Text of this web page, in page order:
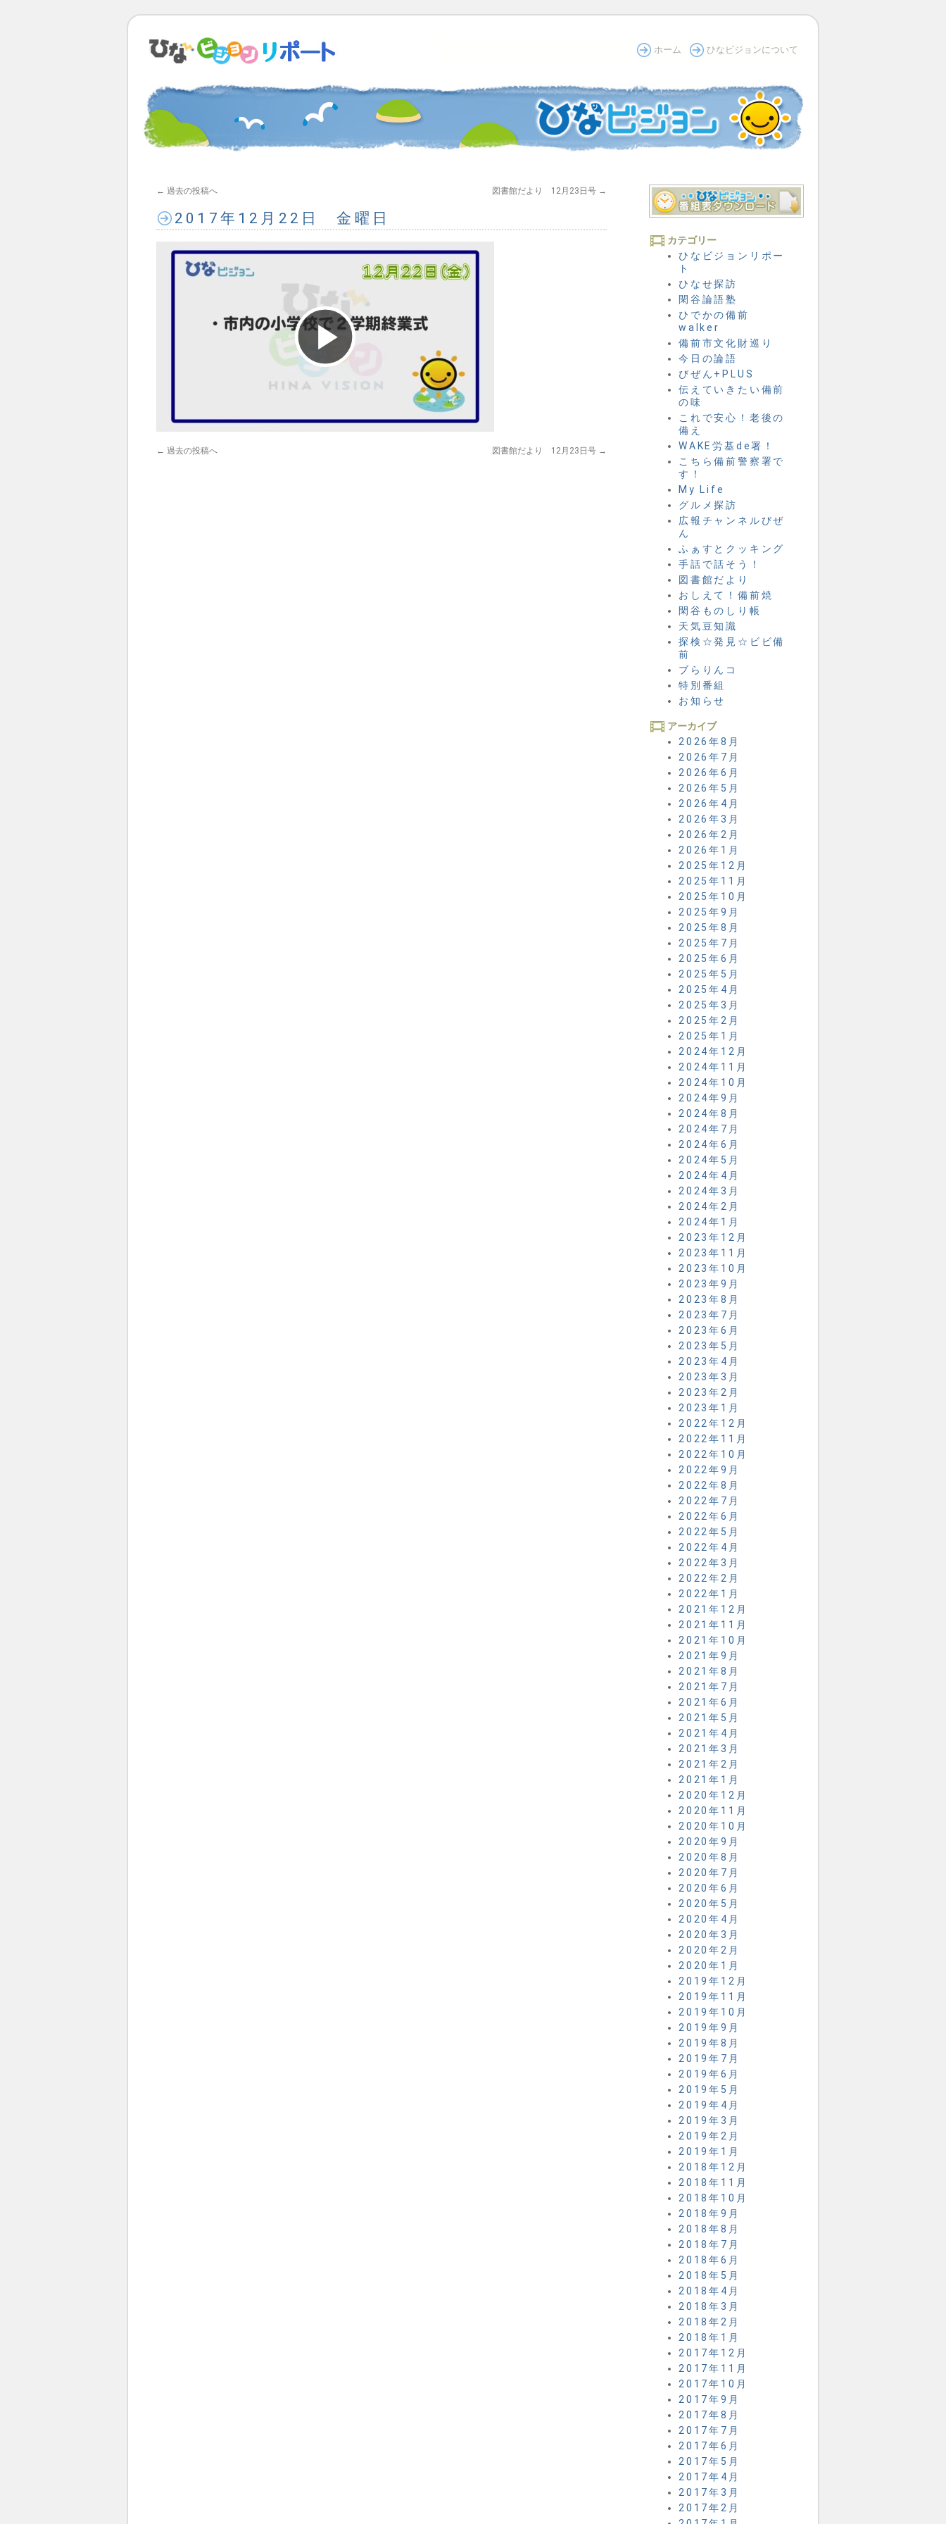
ホーム ひなビジョンについて
← 過去の投稿へ 図書館だより 12月23日号 →
2017年12月22日 金曜日
Play
Video
← 過去の投稿へ 図書館だより 12月23日号 →
カテゴリー
ひなビジョンリポー
ト
ひなせ探訪
閑谷論語塾
ひでかの備前
walker
備前市文化財巡り
今日の論語
びぜん+PLUS
伝えていきたい備前
の味
これで安心！老後の
備え
WAKE労基de署！
こちら備前警察署で
す！
My Life
グルメ探訪
広報チャンネルびぜ
ん
ふぁすとクッキング
手話で話そう！
図書館だより
おしえて！備前焼
閑谷ものしり帳
天気豆知識
探検☆発見☆ビビ備
前
ブらりんコ
特別番組
お知らせ
アーカイブ
2026年8月
2026年7月
2026年6月
2026年5月
2026年4月
2026年3月
2026年2月
2026年1月
2025年12月
2025年11月
2025年10月
2025年9月
2025年8月
2025年7月
2025年6月
2025年5月
2025年4月
2025年3月
2025年2月
2025年1月
2024年12月
2024年11月
2024年10月
2024年9月
2024年8月
2024年7月
2024年6月
2024年5月
2024年4月
2024年3月
2024年2月
2024年1月
2023年12月
2023年11月
2023年10月
2023年9月
2023年8月
2023年7月
2023年6月
2023年5月
2023年4月
2023年3月
2023年2月
2023年1月
2022年12月
2022年11月
2022年10月
2022年9月
2022年8月
2022年7月
2022年6月
2022年5月
2022年4月
2022年3月
2022年2月
2022年1月
2021年12月
2021年11月
2021年10月
2021年9月
2021年8月
2021年7月
2021年6月
2021年5月
2021年4月
2021年3月
2021年2月
2021年1月
2020年12月
2020年11月
2020年10月
2020年9月
2020年8月
2020年7月
2020年6月
2020年5月
2020年4月
2020年3月
2020年2月
2020年1月
2019年12月
2019年11月
2019年10月
2019年9月
2019年8月
2019年7月
2019年6月
2019年5月
2019年4月
2019年3月
2019年2月
2019年1月
2018年12月
2018年11月
2018年10月
2018年9月
2018年8月
2018年7月
2018年6月
2018年5月
2018年4月
2018年3月
2018年2月
2018年1月
2017年12月
2017年11月
2017年10月
2017年9月
2017年8月
2017年7月
2017年6月
2017年5月
2017年4月
2017年3月
2017年2月